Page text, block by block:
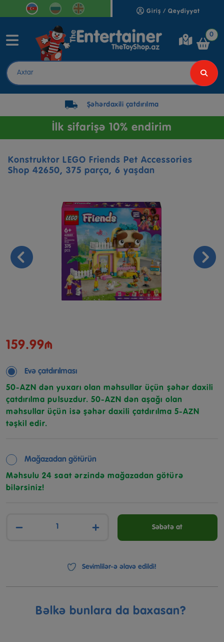
Giriş / Qeydiyyat
0
Şəhərdaxili çatdırılma
İlk sifarişə 10% endirim
Konstruktor LEGO Friends Pet Accessories
Shop 42650, 375 parça, 6 yaşdan
159.99₼
Evə çatdırılması
50-AZN dən yuxarı olan məhsullar üçün şəhər daxili
çatdırılma pulsuzdur. 50-AZN dən aşağı olan
məhsullar üçün isə şəhər daxili çatdırılma 5-AZN
təşkil edir.
Mağazadan götürün
Məhsulu 24 saat ərzində mağazadan götürə
bilərsiniz!
− + Səbətə at
Sevimlilər-ə əlavə edildi!
Bəlkə bunlara da baxasan?